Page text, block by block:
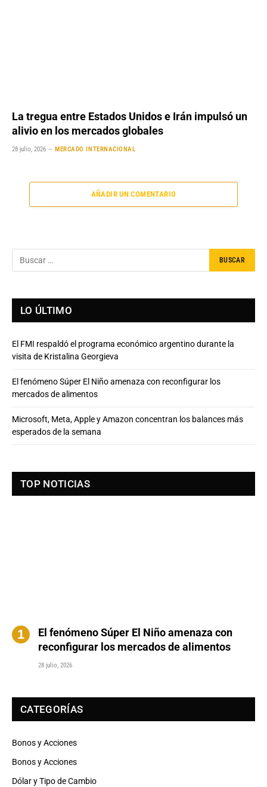
La tregua entre Estados Unidos e Irán impulsó un
alivio en los mercados globales
28 julio, 2026 MERCADO INTERNACIONAL
AÑADIR UN COMENTARIO
LO ÚLTIMO
El FMI respaldó el programa económico argentino durante la
visita de Kristalina Georgieva
El fenómeno Súper El Niño amenaza con reconfigurar los
mercados de alimentos
Microsoft, Meta, Apple y Amazon concentran los balances más
esperados de la semana
TOP NOTICIAS
El fenómeno Súper El Niño amenaza con
reconfigurar los mercados de alimentos
28 julio, 2026
CATEGORÍAS
Bonos y Acciones
Bonos y Acciones
Dólar y Tipo de Cambio